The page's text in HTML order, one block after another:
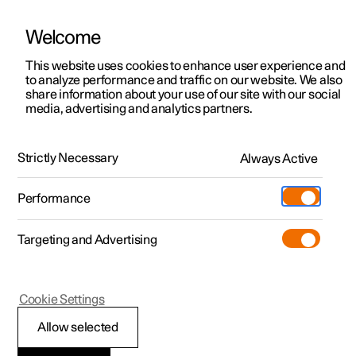
Polestar 2
Polestar 3
Polestar 4
Webshop
Meer
Ontdek de Polestar 2
Boek een proefrit
Beschikbare auto’s
Samenstellen
Ontdek de Polestar 3
Tijdelijk voordeel
Beschikbare auto’s
Ontdek de Polestar 4
Tijdelijk voordeel
Beschikbare auto’s
Ontdek de Polestar 5
Particuliere aanbiedingen
Zakelijke aanbiedingen
Stel je Polestar samen
Occasions
Boek een proefrit
Extra's
(Opent in een nieuw venster)
Experiences
Fleet
Locaties
Servicelocaties
Eigendom
Opladen
Over Polestar
Duurzaamheid
HandleidingVideogalerijSoftware-updates
Handleiding
Polestar Connect
Welcome
This website uses cookies to enhance user experience and
to analyze performance and traffic on our website. We also
share information about your use of our site with our social
media, advertising and analytics partners.
Strictly Necessary Always Active
Performance
Targeting and Advertising
Allow selected
Cookie Settings